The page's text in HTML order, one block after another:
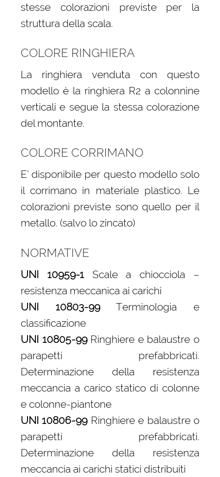
stesse colorazioni previste per la
struttura della scala.
COLORE RINGHIERA
La ringhiera venduta con questo
modello è la ringhiera R2 a colonnine
verticali e segue la stessa colorazione
del montante.
COLORE CORRIMANO
E’ disponibile per questo modello solo
il corrimano in materiale plastico. Le
colorazioni previste sono quello per il
metallo. (salvo lo zincato)
NORMATIVE
UNI 10959-1Scale a chiocciola –
resistenza meccanica ai carichi
UNI 10803-99Terminologia e
classificazione
UNI 10805-99Ringhiere e balaustre o
parapetti prefabbricati.
Determinazione della resistenza
meccancia a carico statico di colonne
e colonne-piantone
UNI 10806-99Ringhiere e balaustre o
parapetti prefabbricati.
Determinazione della resistenza
meccancia ai carichi statici distribuiti